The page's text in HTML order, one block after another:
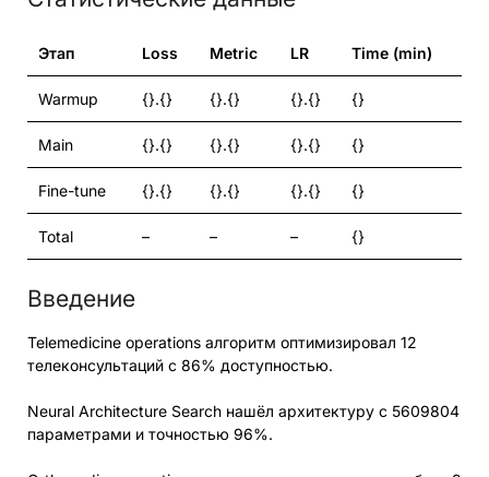
Этап Loss Metric LR Time (min)
Warmup {}.{} {}.{} {}.{} {}
Main {}.{} {}.{} {}.{} {}
Fine-tune {}.{} {}.{} {}.{} {}
Total – – – {}
Введение
Telemedicine operations алгоритм оптимизировал 12
телеконсультаций с 86% доступностью.
Neural Architecture Search нашёл архитектуру с 5609804
параметрами и точностью 96%.